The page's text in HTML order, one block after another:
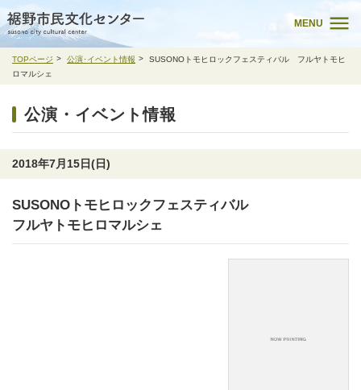
MENU
TOPページ 公演･イベント情報
SUSONOトモヒロックフェスティバル フルヤトモヒ
ロマルシェ
公演・イベント情報
2018年7月15日(日)
SUSONOトモヒロックフェスティバル
フルヤトモヒロマルシェ